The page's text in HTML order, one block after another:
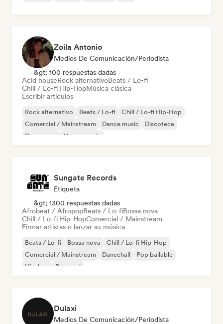
Zoila Antonio
Medios De Comunicación/Periodista
&gt; 100 respuestas dadas
Acid houseRock alternativoBeats / Lo-fi
Chill / Lo-fi Hip-HopMúsica clásica
Escribir artículos
Rock alternativo Beats / Lo-fi
Chill / Lo-fi Hip-Hop
Comercial / Mainstream
Dance music
Discoteca
Dream pop
House music
Sungate Records
Etiqueta
&gt; 1300 respuestas dadas
Afrobeat / AfropopBeats / Lo-fiBossa nova
Chill / Lo-fi Hip-HopComercial / Mainstream
Firmar artistas o lanzar su música
Beats / Lo-fi Bossa nova
Chill / Lo-fi Hip-Hop
Comercial / Mainstream
Dancehall
Pop bailable
Hip-hop
Pop soul
Dulaxi
Medios De Comunicación/Periodista